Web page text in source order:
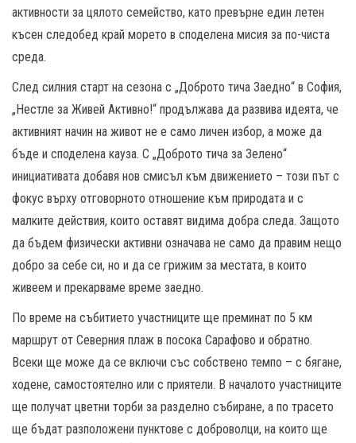
активности за цялото семейство, като превърне един летен
късен следобед край морето в споделена мисия за по-чиста
среда.
След силния старт на сезона с „Доброто тича Заедно“ в София,
„Нестле за Живей Активно!“ продължава да развива идеята, че
активният начин на живот не е само личен избор, а може да
бъде и споделена кауза. С „Доброто тича за Зелено“
инициативата добавя нов смисъл към движението – този път с
фокус върху отговорното отношение към природата и с
малките действия, които оставят видима добра следа. Защото
да бъдем физически активни означава не само да правим нещо
добро за себе си, но и да се грижим за местата, в които
живеем и прекарваме време заедно.
По време на събитието участниците ще преминат по 5 км
маршрут от Северния плаж в посока Сарафово и обратно.
Всеки ще може да се включи със собствено темпо – с бягане,
ходене, самостоятелно или с приятели. В началото участниците
ще получат цветни торби за разделно събиране, а по трасето
ще бъдат разположени пунктове с доброволци, на които ще